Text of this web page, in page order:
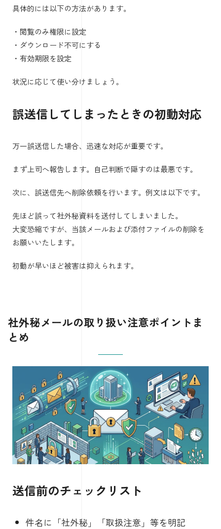
具体的には以下の方法があります。
・閲覧のみ権限に設定
・ダウンロード不可にする
・有効期限を設定
状況に応じて使い分けましょう。
誤送信してしまったときの初動対応
万一誤送信した場合、迅速な対応が重要です。
まず上司へ報告します。自己判断で隠すのは最悪です。
次に、誤送信先へ削除依頼を行います。例文は以下です。
先ほど誤って社外秘資料を送付してしまいました。
大変恐縮ですが、当該メールおよび添付ファイルの削除を
お願いいたします。
初動が早いほど被害は抑えられます。
社外秘メールの取り扱い注意ポイントま
とめ
送信前のチェックリスト
件名に「社外秘」「取扱注意」等を明記